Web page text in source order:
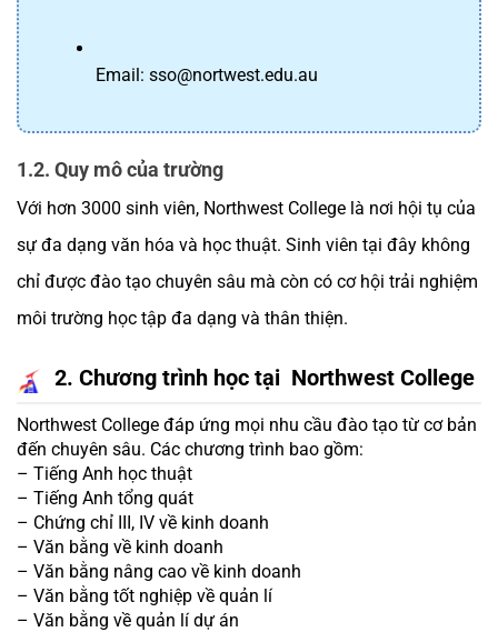
Email: sso@nortwest.edu.au
1.2. Quy mô của trường
Với hơn 3000 sinh viên, Northwest College là nơi hội tụ của
sự đa dạng văn hóa và học thuật. Sinh viên tại đây không
chỉ được đào tạo chuyên sâu mà còn có cơ hội trải nghiệm
môi trường học tập đa dạng và thân thiện.
2. Chương trình học tại  Northwest College
Northwest College đáp ứng mọi nhu cầu đào tạo từ cơ bản
đến chuyên sâu. Các chương trình bao gồm:
– Tiếng Anh học thuật
– Tiếng Anh tổng quát
– Chứng chỉ III, IV về kinh doanh
– Văn bằng về kinh doanh
– Văn bằng nâng cao về kinh doanh
– Văn bằng tốt nghiệp về quản lí
– Văn bằng về quản lí dự án